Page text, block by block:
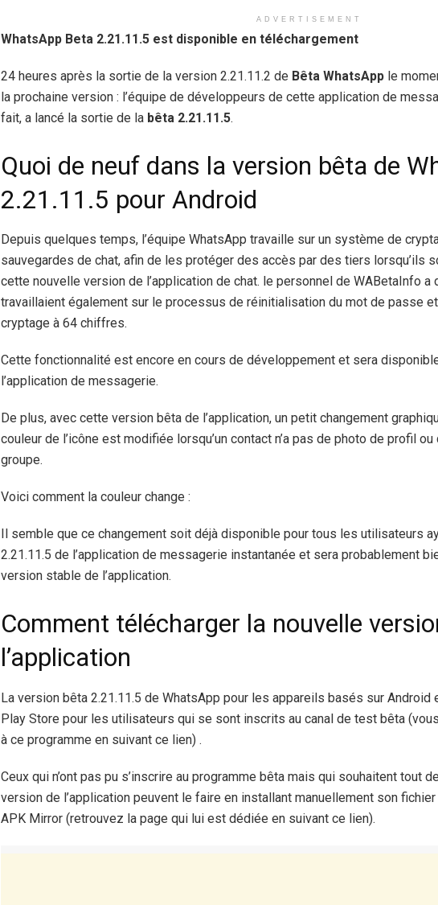
ADVERTISEMENT
WhatsApp Beta 2.21.11.5 est disponible en téléchargement
24 heures après la sortie de la version 2.21.11.2 de Bêta WhatsApp le
la prochaine version : l’équipe de développeurs de cette application de
fait, a lancé la sortie de la bêta 2.21.11.5.
Quoi de neuf dans la version bêta de
2.21.11.5 pour Android
Depuis quelques temps, l’équipe WhatsApp travaille sur un système de
sauvegardes de chat, afin de les protéger des accès par des tiers lorsqu’ils
cette nouvelle version de l’application de chat. le personnel de WABetaInfo
travaillaient également sur le processus de réinitialisation du mot de passe et
cryptage à 64 chiffres.
Cette fonctionnalité est encore en cours de développement et sera
l’application de messagerie.
De plus, avec cette version bêta de l’application, un petit changement
couleur de l’icône est modifiée lorsqu’un contact n’a pas de photo de profil ou
groupe.
Voici comment la couleur change :
Il semble que ce changement soit déjà disponible pour tous les utilisateurs
2.21.11.5 de l’application de messagerie instantanée et sera probablement
version stable de l’application.
Comment télécharger la nouvelle
l’application
La version bêta 2.21.11.5 de WhatsApp pour les appareils basés sur
Play Store pour les utilisateurs qui se sont inscrits au canal de test bêta
à ce programme en suivant ce lien) .
Ceux qui n’ont pas pu s’inscrire au programme bêta mais qui souhaitent tout
version de l’application peuvent le faire en installant manuellement son
APK Mirror (retrouvez la page qui lui est dédiée en suivant ce lien).